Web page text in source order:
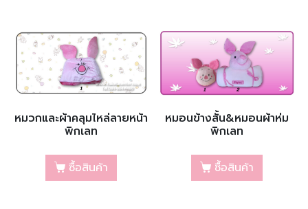
หมวกและผ้าคลุมไหล่ลายหน้า
พิกเลท
ซื้อสินค้า
หมอนข้างสั้น&หมอนผ้าห่ม
พิกเลท
ซื้อสินค้า